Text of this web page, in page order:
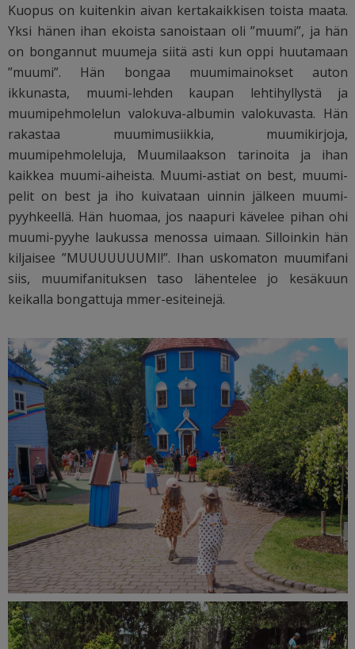
Kuopus on kuitenkin aivan kertakaikkisen toista maata.
Yksi hänen ihan ekoista sanoistaan oli ”muumi”, ja hän
on bongannut muumeja siitä asti kun oppi huutamaan
”muumi”. Hän bongaa muumimainokset auton
ikkunasta, muumi-lehden kaupan lehtihyllystä ja
muumipehmolelun valokuva-albumin valokuvasta. Hän
rakastaa muumimusiikkia, muumikirjoja,
muumipehmoleluja, Muumilaakson tarinoita ja ihan
kaikkea muumi-aiheista. Muumi-astiat on best, muumi-
pelit on best ja iho kuivataan uinnin jälkeen muumi-
pyyhkeellä. Hän huomaa, jos naapuri kävelee pihan ohi
muumi-pyyhe laukussa menossa uimaan. Silloinkin hän
kiljaisee ”MUUUUUUUMI!”. Ihan uskomaton muumifani
siis, muumifanituksen taso lähentelee jo kesäkuun
keikalla bongattuja mmer-esiteinejä.